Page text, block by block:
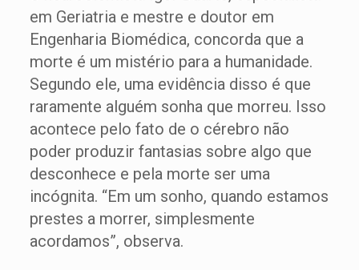
em Geriatria e mestre e doutor em
Engenharia Biomédica, concorda que a
morte é um mistério para a humanidade.
Segundo ele, uma evidência disso é que
raramente alguém sonha que morreu. Isso
acontece pelo fato de o cérebro não
poder produzir fantasias sobre algo que
desconhece e pela morte ser uma
incógnita. “Em um sonho, quando estamos
prestes a morrer, simplesmente
acordamos”, observa.